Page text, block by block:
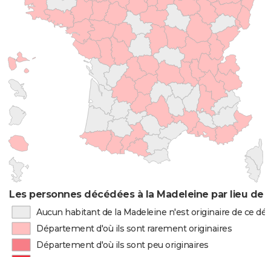
Les personnes décédées à la Madeleine par lieu de
Aucun habitant de la Madeleine n'est originaire de ce
Département d'où ils sont rarement originaires
Département d'où ils sont peu originaires